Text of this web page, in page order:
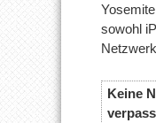
sowohl
Keine